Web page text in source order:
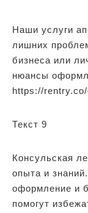
Наши услуги
лишних
бизнеса или
нюансы
https://
Текст 9
Консульская
опыта и
оформление и
помогут